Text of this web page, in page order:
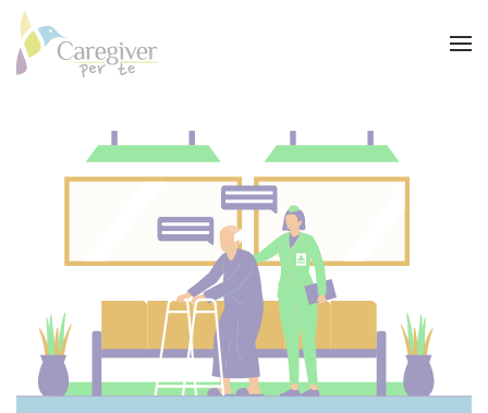
Skip to main content